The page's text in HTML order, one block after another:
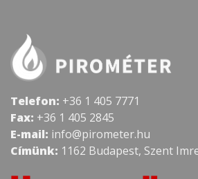
Telefon: +36 1 405 7771
Fax: +36 1 405 2845
E-mail: info@pirometer.hu
Címünk: 1162 Budapest, Szent